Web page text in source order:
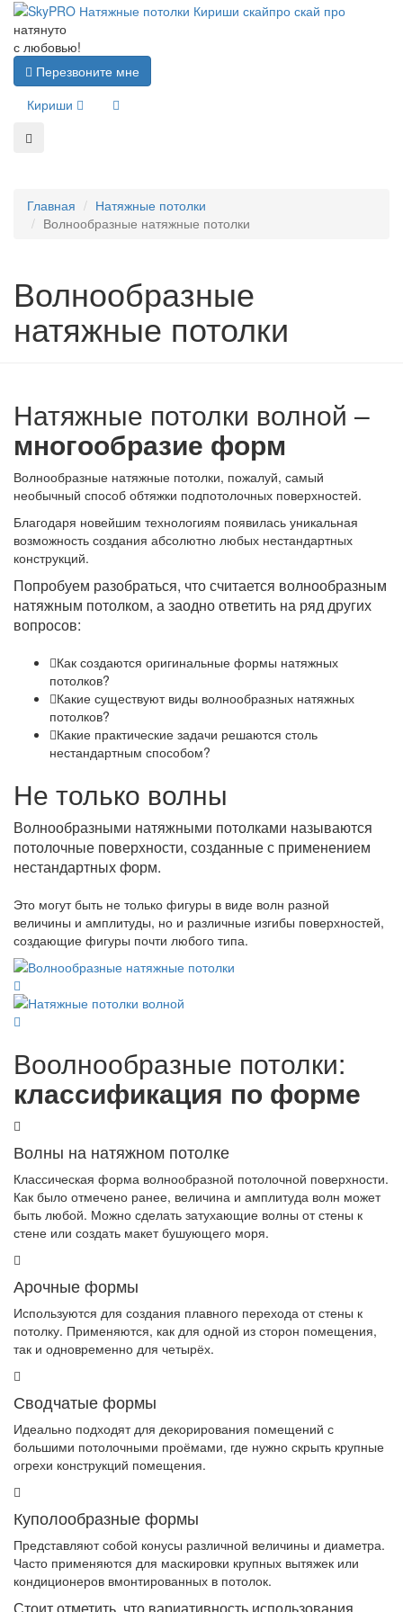
натянуто
с любовью!
Перезвоните мне
Кириши
Главная
Натяжные потолки
Волнообразные натяжные потолки
Волнообразные
натяжные потолки
Натяжные потолки волной –
многообразие форм
Волнообразные натяжные потолки, пожалуй, самый
необычный способ обтяжки подпотолочных поверхностей.
Благодаря новейшим технологиям появилась уникальная
возможность создания абсолютно любых нестандартных
конструкций.
Попробуем разобраться, что считается волнообразным
натяжным потолком, а заодно ответить на ряд других
вопросов:
Как создаются оригинальные формы натяжных
потолков?
Какие существуют виды волнообразных натяжных
потолков?
Какие практические задачи решаются столь
нестандартным способом?
Не только волны
Волнообразными натяжными потолками называются
потолочные поверхности, созданные с применением
нестандартных форм.
Это могут быть не только фигуры в виде волн разной
величины и амплитуды, но и различные изгибы поверхностей,
создающие фигуры почти любого типа.
Воолнообразные потолки:
классификация по форме
Волны на натяжном потолке
Классическая форма волнообразной потолочной поверхности.
Как было отмечено ранее, величина и амплитуда волн может
быть любой. Можно сделать затухающие волны от стены к
стене или создать макет бушующего моря.
Арочные формы
Используются для создания плавного перехода от стены к
потолку. Применяются, как для одной из сторон помещения,
так и одновременно для четырёх.
Сводчатые формы
Идеально подходят для декорирования помещений с
большими потолочными проёмами, где нужно скрыть крупные
огрехи конструкций помещения.
Куполообразные формы
Представляют собой конусы различной величины и диаметра.
Часто применяются для маскировки крупных вытяжек или
кондиционеров вмонтированных в потолок.